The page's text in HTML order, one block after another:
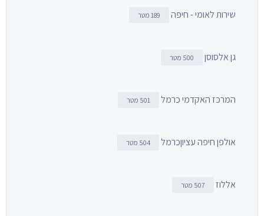
שירות לאומי - חיפה 189 מטר
גן אלסוסן 500 מטר
המרכז האקדמי כרמל 501 מטר
אולפן חיפה עציוןכרמל 504 מטר
אללוז 507 מטר